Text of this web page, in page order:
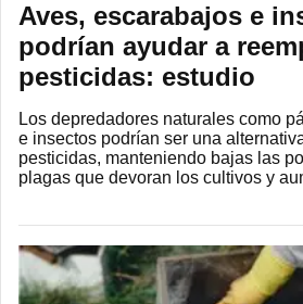
Aves, escarabajos e
podrían ayudar a
pesticidas: estudio
Los depredadores naturales como
e insectos podrían ser una
pesticidas, manteniendo bajas las
plagas que devoran los cultivos y